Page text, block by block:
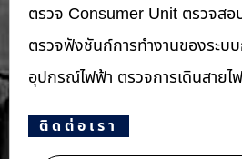
ตรวจ Consumer Unit ตรวจสอ
ตรวจฟังชันก์การทำงานของระบ
อุปกรณ์ไฟฟ้า ตรวจการเดินสายไฟ
ติดต่อเรา